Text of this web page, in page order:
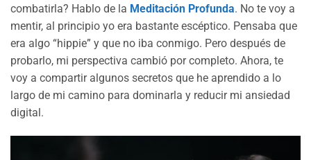
combatirla? Hablo de la Meditación Profunda. No te voy a
mentir, al principio yo era bastante escéptico. Pensaba que
era algo “hippie” y que no iba conmigo. Pero después de
probarlo, mi perspectiva cambió por completo. Ahora, te
voy a compartir algunos secretos que he aprendido a lo
largo de mi camino para dominarla y reducir mi ansiedad
digital.